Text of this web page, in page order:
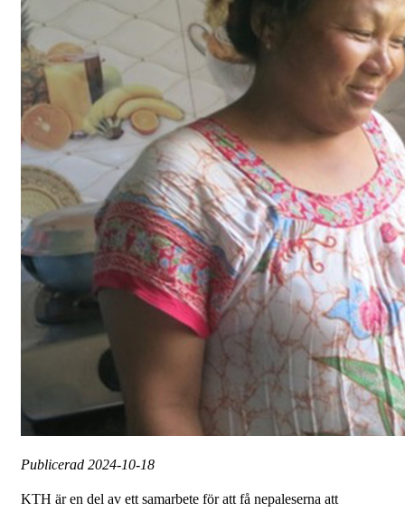
Publicerad 2024-10-18
KTH är en del av ett samarbete för att få nepaleserna att